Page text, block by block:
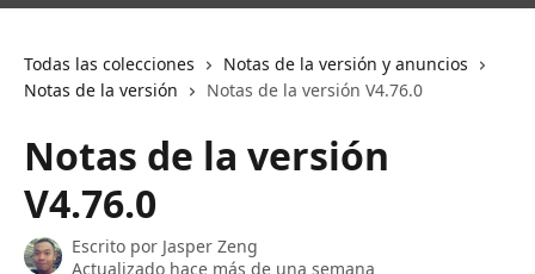
Todas las colecciones
Notas de la versión y anuncios
Notas de la versión
Notas de la versión V4.76.0
Notas de la versión
V4.76.0
Escrito por Jasper Zeng
Actualizado hace más de una semana